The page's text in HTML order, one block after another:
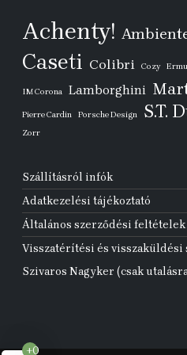
Achenty!
Caseti Colibri Cozy
IM Corona Lamborghini
Pierre Cardin Porsche Design S.T.
Zorr
Szállításról infók
Adatkezelési tájékoztató
Általános szerződési feltételek
Visszatérítési és visszaküldési
Szivaros Nagyker (csak
+0